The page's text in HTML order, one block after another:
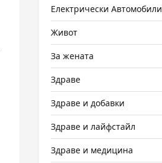
Електрически Автомобили
Живот
За жената
Здраве
Здраве и добавки
Здраве и лайфстайл
Здраве и медицина